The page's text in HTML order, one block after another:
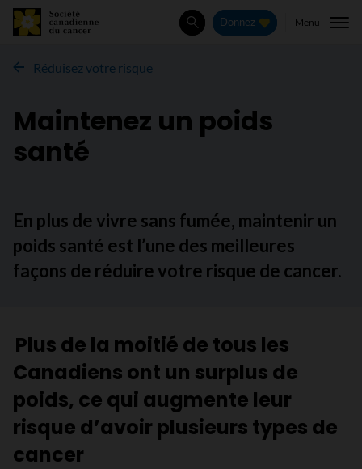
Rechercher
Donnez Menu
Réduisez votre risque
Maintenez un poids
santé
En plus de vivre sans fumée, maintenir un
poids santé est l’une des meilleures
façons de réduire votre risque de cancer.
Plus de la moitié de tous les
Canadiens ont un surplus de
poids, ce qui augmente leur
risque d’avoir plusieurs types de
cancer